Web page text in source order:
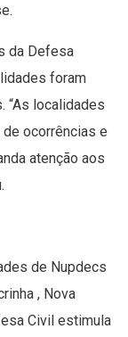
da Defesa
foram
“As localidades
ocorrências e
atenção aos
de Nupdecs
, Nova
Civil estimula